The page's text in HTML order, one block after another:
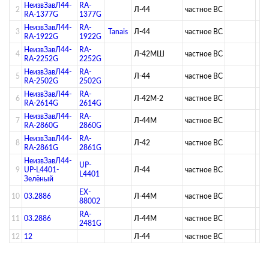
2
НеизвЗавЛ44-
RA-1377G
RA-
1377G
Л-44 ­частное ВС­
3
НеизвЗавЛ44-
RA-1922G
RA-
1922G
Tanais Л-44 ­частное ВС­
4 НеизвЗавЛ44-
RA-2252G
RA-
2252G
Л-42МШ ­частное ВС­
5
НеизвЗавЛ44-
RA-2502G
RA-
2502G
Л-44 ­частное ВС­
6 НеизвЗавЛ44-
RA-2614G
RA-
2614G
Л-42М-2 ­частное ВС­
7 НеизвЗавЛ44-
RA-2860G
RA-
2860G
Л-44М ­частное ВС­
8
НеизвЗавЛ44-
RA-2861G
RA-
2861G
Л-42 ­частное ВС­
9
НеизвЗавЛ44-
UP-L4401-
Зелёный
UP-
L4401
Л-44 ­частное ВС­
10 03.2886
EX-
88002
Л-44М ­частное ВС­
11 03.2886
RA-
2481G
Л-44М
­частное ВС­
12 12 Л-44 ­частное ВС­